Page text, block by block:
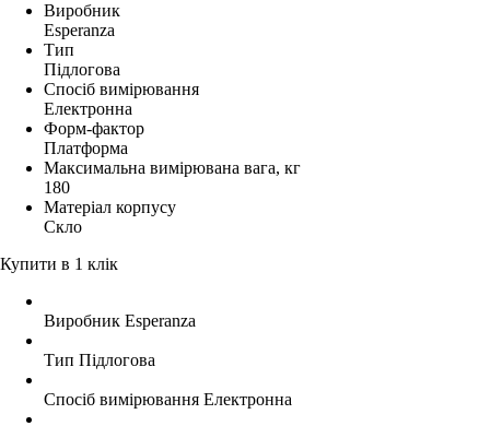
Виробник
Esperanza
Тип
Підлогова
Спосіб вимірювання
Електронна
Форм-фактор
Платформа
Максимальна вимірювана вага, кг
180
Матеріал корпусу
Скло
Купити в 1 клік
Виробник Esperanza
Тип Підлогова
Спосіб вимірювання Електронна